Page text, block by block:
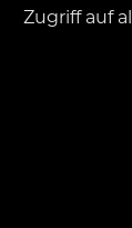
Zugriff auf